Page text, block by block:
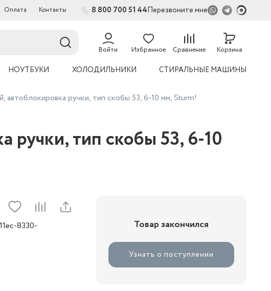
Оплата Контакты 8 800 700 51 44Перезвоните мне
Войти Избранное Сравнение Корзина
НОУТБУКИ ХОЛОДИЛЬНИКИ СТИРАЛЬНЫЕ МАШИНЫ
автоблокировка ручки, тип скобы 53, 6-10 мм, Sturm!
ручки, тип скобы 53, 6-10
8330-
Товар закончился
Узнать о поступлении